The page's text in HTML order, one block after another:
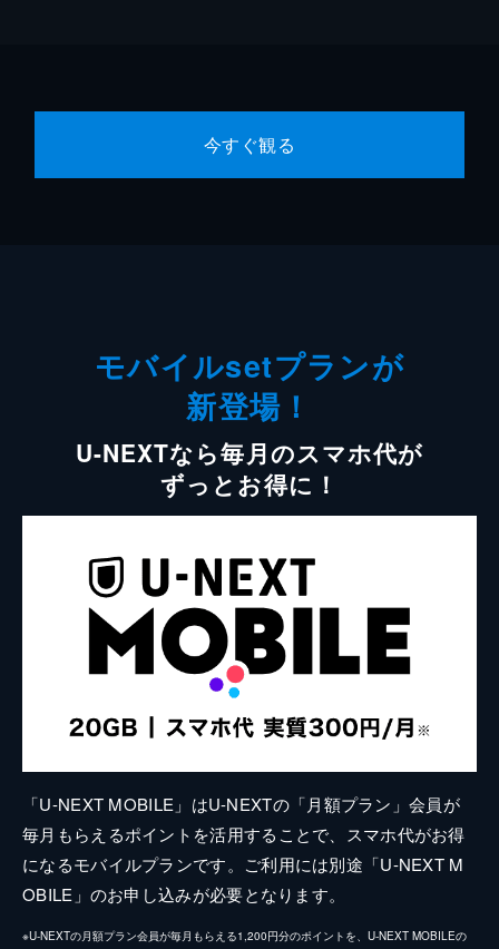
今すぐ観る
モバイルsetプランが
新登場！
U-NEXTなら毎月のスマホ代が
ずっとお得に！
「U-NEXT MOBILE」はU-NEXTの「月額プラン」会員が
毎月もらえるポイントを活用することで、スマホ代がお得
になるモバイルプランです。ご利用には別途「U-NEXT M
OBILE」のお申し込みが必要となります。
※U-NEXTの月額プラン会員が毎月もらえる1,200円分のポイントを、U-NEXT MOBILEの